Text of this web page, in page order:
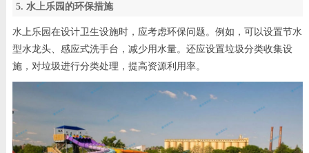
5. 水上乐园的环保措施
水上乐园在设计卫生设施时，应考虑环保问题。例如，可以设置节水
型水龙头、感应式洗手台，减少用水量。还应设置垃圾分类收集设
施，对垃圾进行分类处理，提高资源利用率。